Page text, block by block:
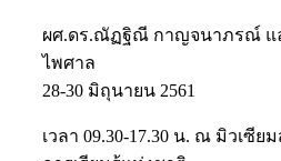
ไพศาล
28-30 มิถุนายน 2561
เวลา 09.30-17.30 น. ณ มิวเ
การเรียนรู้แห่งชาติ